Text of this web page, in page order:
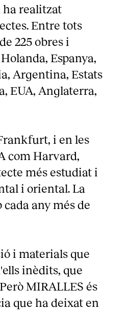
ha realitzat
Entre tots
225 obres i
Espanya,
Argentina, Estats
EUA, Anglaterra,
i en les
com Harvard,
més estudiat i
i oriental. La
any més de
i materials que
inèdits, que
MIRALLES és
que ha deixat en